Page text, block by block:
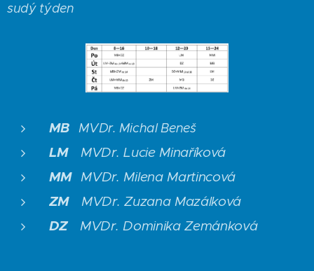
sudý týden
MBMVDr. Michal Beneš
LMMVDr. Lucie Minaříková
MMMVDr. Milena Martincová
ZMMVDr. Zuzana Mazálková
DZMVDr. Dominika Zemánková